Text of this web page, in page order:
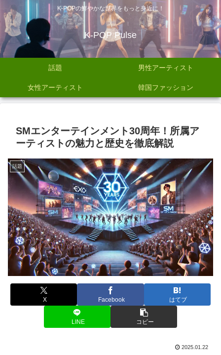
K-POPの鮮やかな世界をもっと身近に！
K-POP Pulse
話題 男性アーティスト
女性アーティスト 韓国ファッション
SMエンターテインメント30周年！所属ア
ーティストの魅力と歴史を徹底解説
話題
X Facebook はてブ
LINE コピー
2025.01.22